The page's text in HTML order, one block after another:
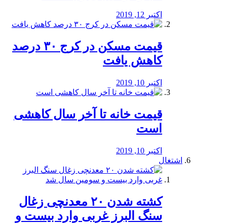
اکتبر 12, 2019
️قیمت مسکن در کرج ۳۰ درصد
کاهش یافت
اکتبر 10, 2019
قیمت خانه تا آخر سال کاهشی
است
اکتبر 10, 2019
اشتغال
کشته شدن ۲۰ معدنچی زغال
سنگ البرز غربی وارد بیست و